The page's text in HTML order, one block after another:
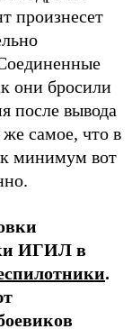
произнесет
они бросили
после вывода
самое, что в
минимум вот
ИГИЛ в
.